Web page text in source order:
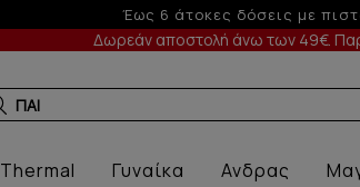
-5% σε παραγγελίες άνω
Δωρεάν αποστολή άνω των 49€.
ΠΑΙΔΙΚΑ ΕΣΩΡ
Thermal Γυναίκα Ανδρας